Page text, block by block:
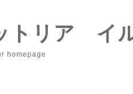
トリア イ
homepage